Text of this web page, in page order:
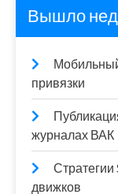
Вышло
привязки
журналах ВАК
Стратегии
движков